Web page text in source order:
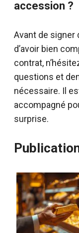
accession ?
Avant de signer
d’avoir bien
contrat,
questions et
nécessaire. Il
accompagné
surprise.